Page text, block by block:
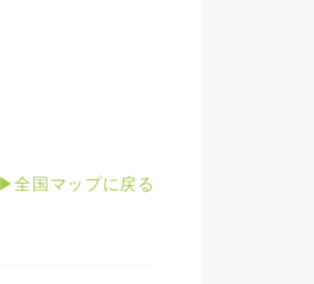
▶全国マップに戻る